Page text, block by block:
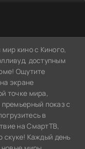
кино с Киного,
доступным
Ощутите
экране
точке мира,
показ с
в
на СмартТВ,
скуке! Каждый день